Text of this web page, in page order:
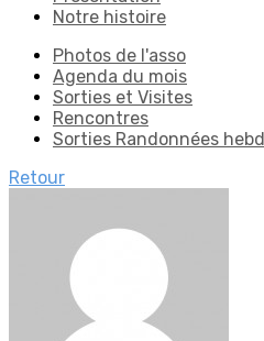
Notre histoire
Photos de l'asso
Agenda du mois
Sorties et Visites
Rencontres
Sorties Randonnées
Retour